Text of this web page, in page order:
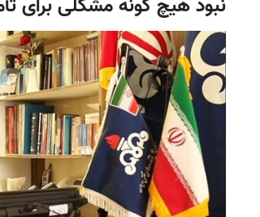
نبود هیچ گونه مشکلی برای